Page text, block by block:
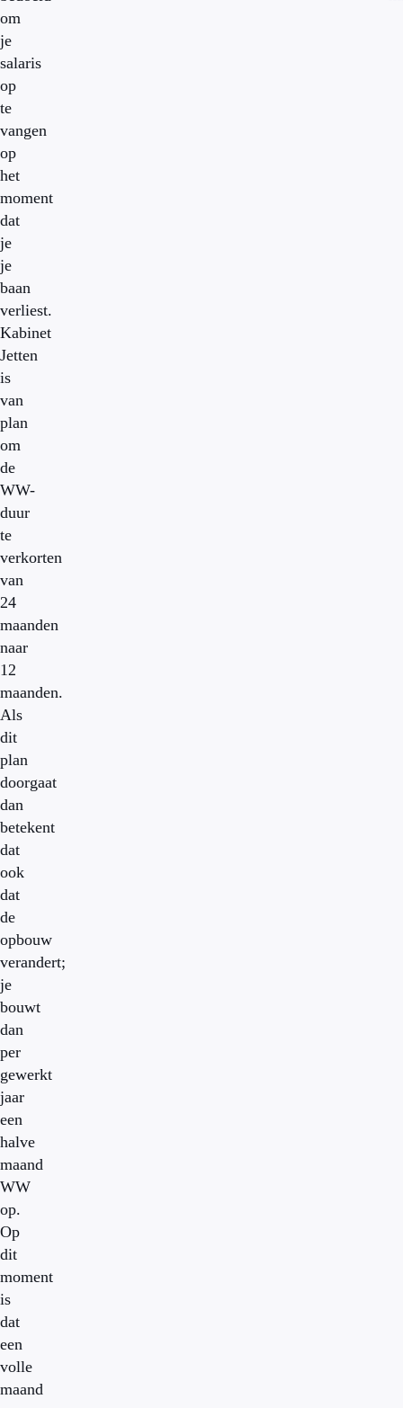
om
je
salaris
op
te
vangen
op
het
moment
dat
je
je
baan
verliest.
Kabinet
Jetten
is
van
plan
om
de
WW-
duur
te
verkorten
van
24
maanden
naar
12
maanden.
Als
dit
plan
doorgaat
dan
betekent
dat
ook
dat
de
opbouw
verandert;
je
bouwt
dan
per
gewerkt
jaar
een
halve
maand
WW
op.
Op
dit
moment
is
dat
een
volle
maand